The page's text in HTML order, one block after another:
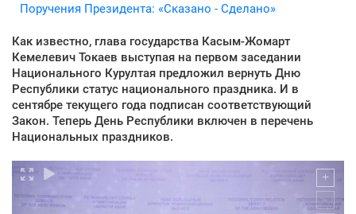
Поручения Президента: «Сказано - Сделано»
Как известно, глава государства Касым-Жомарт
Кемелевич Токаев выступая на первом заседании
Национального Курултая предложил вернуть Дню
Республики статус национального праздника. И в
сентябре текущего года подписан соответствующий
Закон. Теперь День Республики включен в перечень
Национальных праздников.